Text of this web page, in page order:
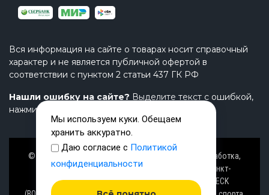
Вся информация на сайте о товарах носит справочный
характер и не является публичной офертой в
соответствии с пунктом 2 статьи 437 ГК РФ
Нашли ошибку на сайте? Выделите текст с ошибкой,
нажмите Ctrl+Enter и напишите нам.
© Завод TimeTrial (ТаймТриал) - производство, разработка,
проектирование надувных изделий, товаров в Санкт-
Петербурге с 2000 г. из ПВХ (PVC), ТПУ (TPU), AIRDECK
Мы используем куки. Обещаем
хранить аккуратно.
Даю согласие с Политикой
конфиденциальности